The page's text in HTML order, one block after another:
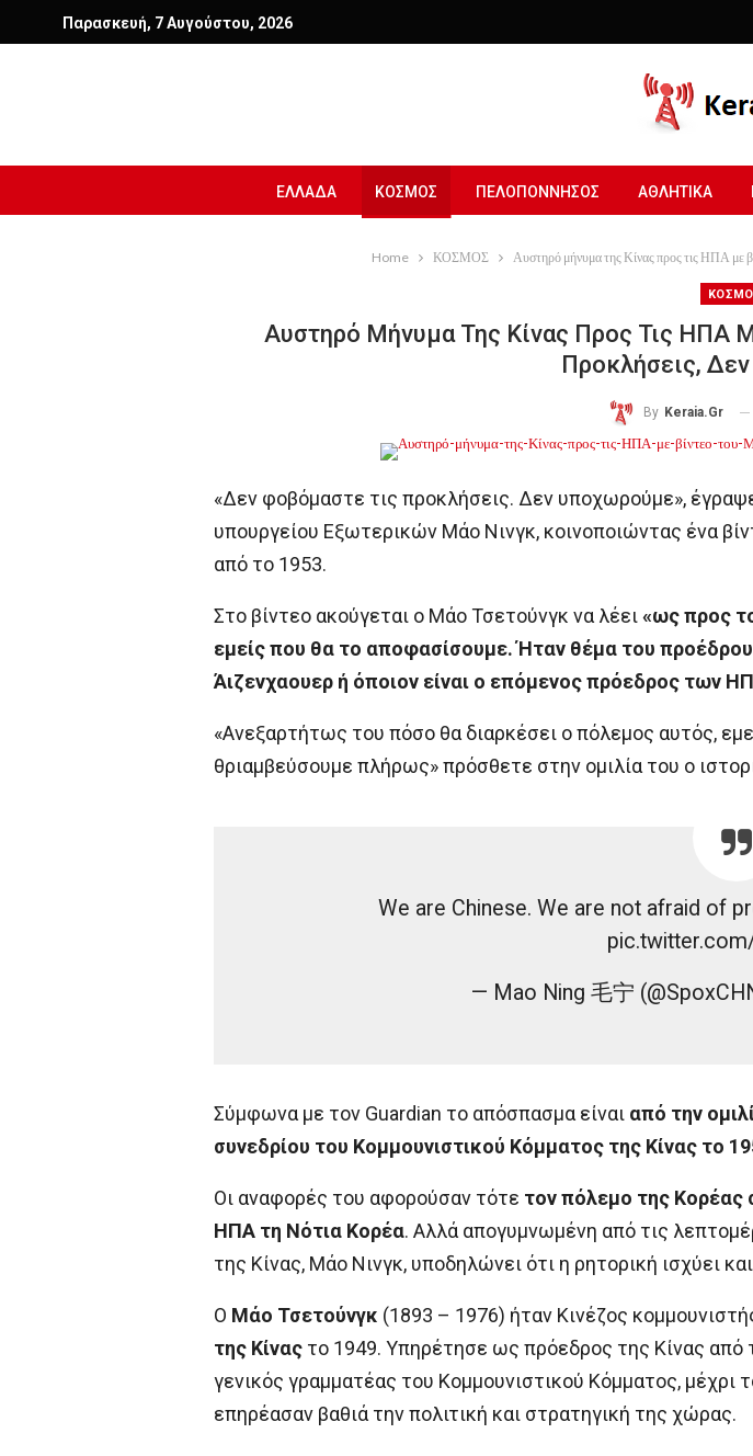
Παρασκευή, 7 Αυγούστου, 2026
ΕΛΛΑΔΑ ΚΟΣΜΟΣ ΠΕΛΟΠΟΝΝΗΣΟΣ ΑΘΛΗΤΙΚΑ
Home ΚΟΣΜΟΣ Αυστηρό μήνυμα της Κίνας προς τις ΗΠΑ με
Αυστηρό Μήνυμα Της Κίνας Προς Τις ΗΠΑ
Προκλήσεις,
By Keraia.gr
«Δεν φοβόμαστε τις προκλήσεις. Δεν υποχωρούμε»,
υπουργείου Εξωτερικών Μάο Νινγκ, κοινοποιώντας ένα
από το 1953.
Στο βίντεο ακούγεται ο Μάο Τσετούνγκ να λέει«ως προς
εμείς που θα το αποφασίσουμε. Ήταν θέμα του
Άιζενχαουερ ή όποιον είναι ο επόμενος πρόεδρος των
«Ανεξαρτήτως του πόσο θα διαρκέσει ο πόλεμος αυτός,
θριαμβεύσουμε πλήρως» πρόσθετε στην ομιλία του ο
We are Chinese. We are not afraid of
— Mao Ning 毛宁
Σύμφωνα με τον Guardian το απόσπασμα είναι από την
συνεδρίου του Κομμουνιστικού Κόμματος της Κίνας το
Οι αναφορές του αφορούσαν τότε τον πόλεμο της Κορέας
ΗΠΑ τη Νότια Κορέα. Αλλά απογυμνωμένη από τις
της Κίνας, Μάο Νινγκ, υποδηλώνει ότι η ρητορική ισχύει
Ο Μάο Τσετούνγκ (1893 – 1976) ήταν Κινέζος
της Κίναςτο 1949. Υπηρέτησε ως πρόεδρος της Κίνας
γενικός γραμματέας του Κομμουνιστικού Κόμματος,
επηρέασαν βαθιά την πολιτική και στρατηγική της χώρας.